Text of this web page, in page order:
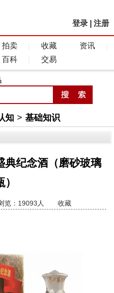
登录 注册
拍卖 收藏
资讯
百科 交易
知 > 基础知识
典纪念酒（磨砂玻璃
）
浏览：19093人 收藏